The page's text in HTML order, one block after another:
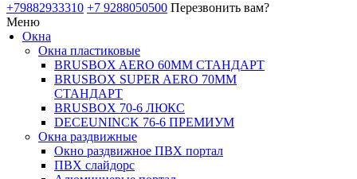
+79882933310 +7 9288050500 Перезвонить вам?
Меню
Окна
Окна пластиковые
BRUSBOX AERO 60ММ СТАНДАРТ
BRUSBOX SUPER AERO 70ММ
СТАНДАРТ
BRUSBOX 70-6 ЛЮКС
DECEUNINCK 76-6 ПРЕМИУМ
Окна раздвижные
Окно раздвижное ПВХ портал
ПВХ слайдорс